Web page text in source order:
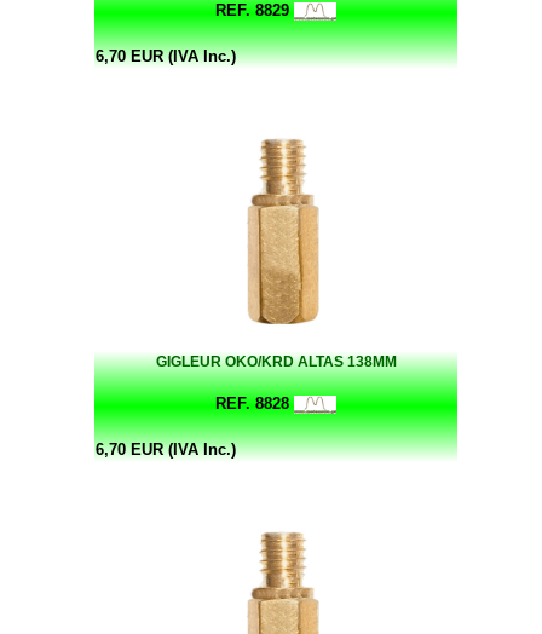
REF. 8829
6,70 EUR (IVA Inc.)
GIGLEUR OKO/KRD ALTAS 138MM
REF. 8828
6,70 EUR (IVA Inc.)